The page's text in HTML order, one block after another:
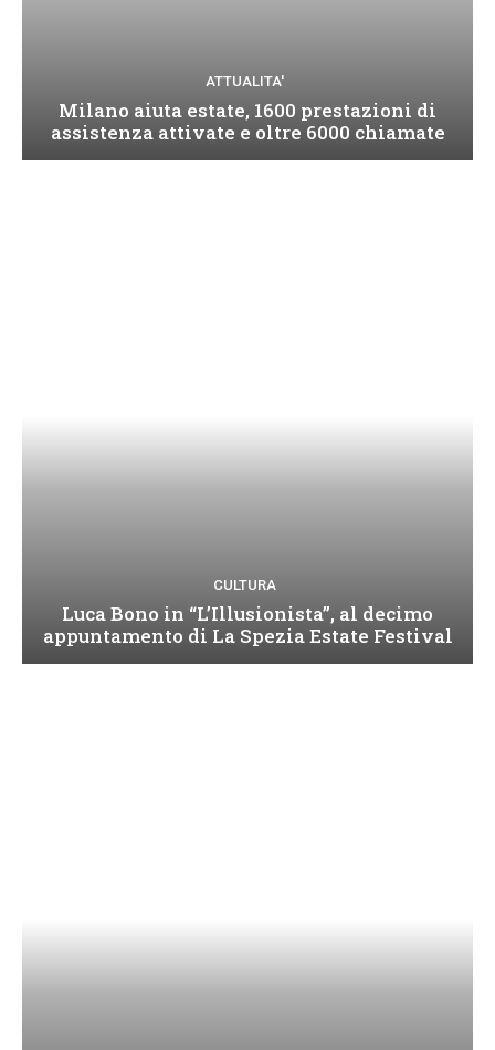
ATTUALITA'
Milano aiuta estate, 1600 prestazioni di
assistenza attivate e oltre 6000 chiamate
CULTURA
Luca Bono in “L’Illusionista”, al decimo
appuntamento di La Spezia Estate Festival